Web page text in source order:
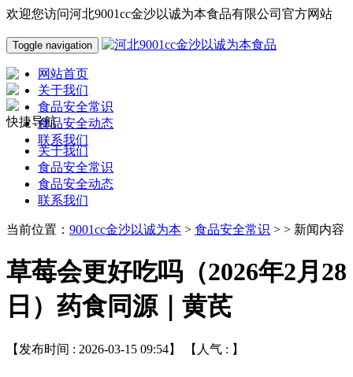
欢迎您访问河北9001cc金沙以诚为本食品有限公司官方网站
Toggle navigation
网站首页
关于我们
食品安全常识
食品安全动态
联系我们
快捷导航
关于我们
食品安全常识
食品安全动态
联系我们
当前位置： 9001cc金沙以诚为本 > 食品安全常识 > > 新闻内容
草莓会更好吃吗（2026年2月28
日）药食同源｜黄芪
【发布时间 : 2026-03-15 09:54】 【人气 : 】